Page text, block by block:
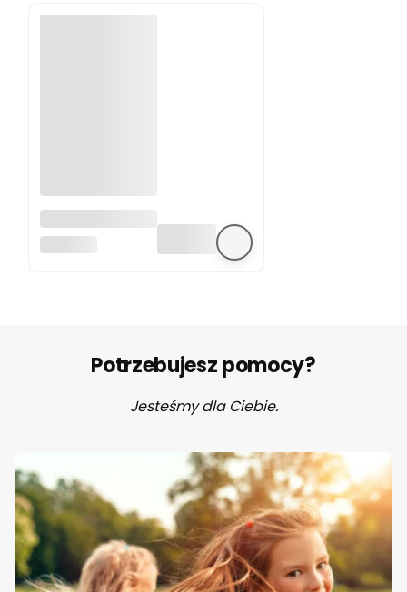
Pluszak
obciążeniowy
Pingwin Pax
Potrzebujesz pomocy?
Jesteśmy dla Ciebie.